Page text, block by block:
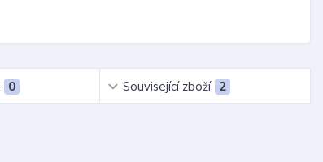
0 Související zboží 2